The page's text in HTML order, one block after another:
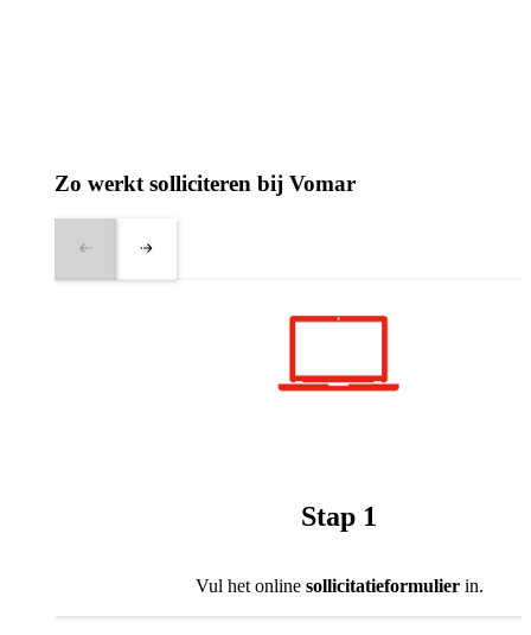
Zo werkt solliciteren bij Vomar
Stap 1
Vul het online sollicitatieformulierin.